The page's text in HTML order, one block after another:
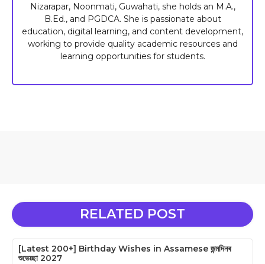
Nizarapar, Noonmati, Guwahati, she holds an M.A.,
B.Ed., and PGDCA. She is passionate about
education, digital learning, and content development,
working to provide quality academic resources and
learning opportunities for students.
RELATED POST
[Latest 200+] Birthday Wishes in Assamese জন্মদিনৰ
শুভেচ্ছা 2027